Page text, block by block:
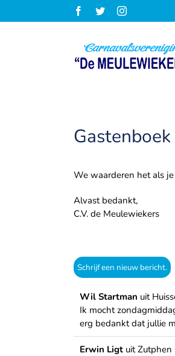
naar
Facebook
TwitterInstagram
Gastenboek
We waarderen het als
Alvast bedankt,
C.V. de Meulewiekers
Wil Startman uit
Ik mocht
erg bedankt dat jullie
Erwin Ligt uit Zutphen